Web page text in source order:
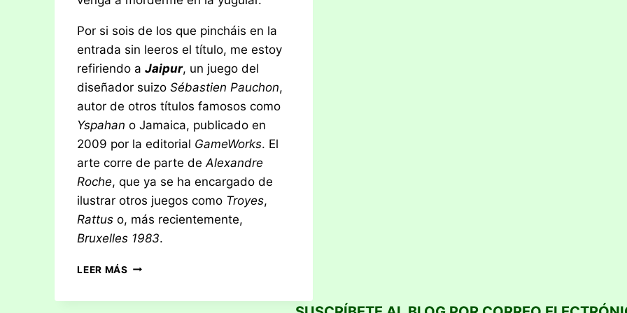
Por si sois de los que pincháis en la
entrada sin leeros el título, me estoy
refiriendo aJaipur, un juego del
diseñador suizoSébastien Pauchon,
autor de otros títulos famosos como
Yspahano Jamaica, publicado en
2009 por la editorial GameWorks. El
arte corre de parte deAlexandre
Roche, que ya se ha encargado de
ilustrar otros juegos como Troyes,
Rattuso, más recientemente,
Bruxelles 1983.
LEER MÁS RESEÑA: